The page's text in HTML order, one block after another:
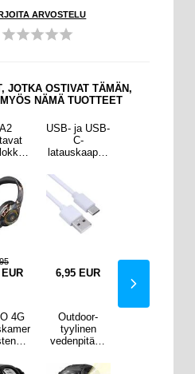
ARVOSTELU
JOTKA OSTIVAT TÄMÄN,
NÄMÄ TUOTTEET
-
EUR
4G
USB- ja USB-
C-
latauskaapeli
Pro/15 Pro
Max/16
Pro/16 Pro
Max -
Valkoinen
6,95 EUR
Outdoor-
tyylinen
vedenpitävä
KT76, jossa